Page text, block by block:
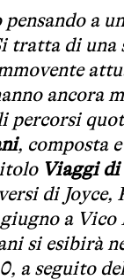
pensando a
tratta di
ancora
percorsi
, composta
Viaggi di
di Joyce,
a
si esibirà
a seguito